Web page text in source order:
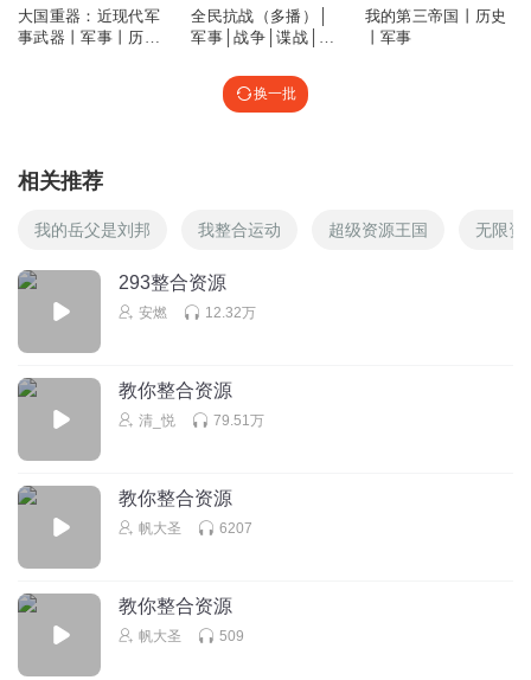
大国重器：近现代军
事武器丨军事丨历史
全民抗战（多播）│
军事│战争│谍战│计
我的第三帝国丨历史
丨军事
换一批
相关推荐
我的岳父是刘邦 我整合运动 超级资源王国 无限资
293整合资源
安燃 12.32万
教你整合资源
清_悦 79.51万
教你整合资源
帆大圣 6207
教你整合资源
帆大圣 509